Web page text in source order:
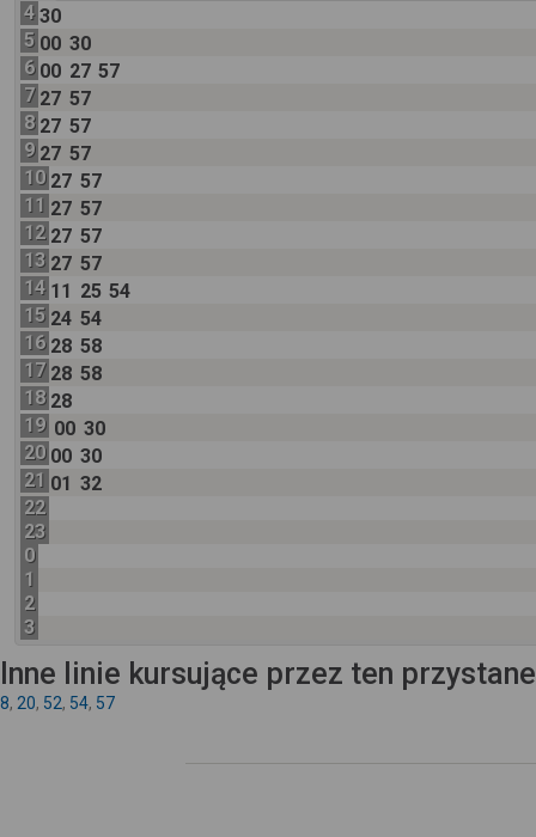
4 30
5 00 30
6 00 27 57
7 27 57
8 27 57
9 27 57
10 27 57
11 27 57
12 27 57
13 27 57
14 11 25 54
15 24 54
16 28 58
17 28 58
18 28
19 00 30
20 00 30
21 01 32
22
23
0
1
2
3
Inne linie kursujące przez ten
8, 20, 52, 54, 57